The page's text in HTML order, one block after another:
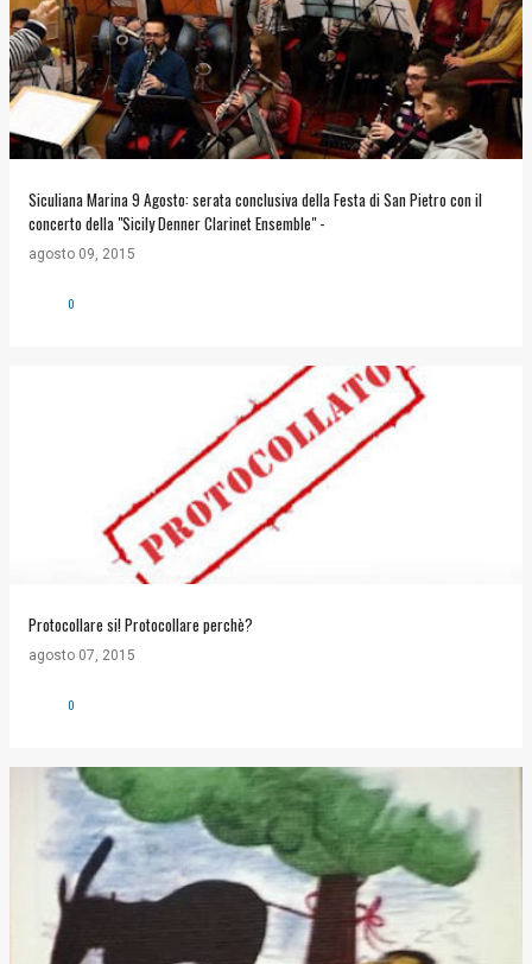
Siculiana Marina 9 Agosto: serata conclusiva della Festa di San Pietro con il
concerto della "Sicily Denner Clarinet Ensemble" -
agosto 09, 2015
0
Protocollare si! Protocollare perchè?
agosto 07, 2015
0